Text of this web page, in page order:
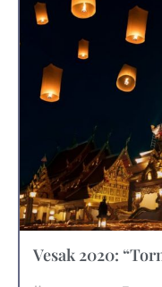
Vesak 2020: